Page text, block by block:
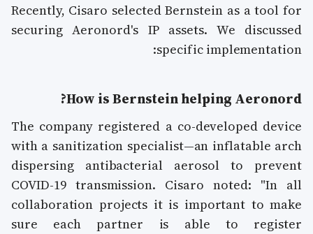
Recently, Cisaro selected Bernstein as a tool for
securing Aeronord's IP assets. We discussed
specific implementation:
How is Bernstein helping Aeronord?
The company registered a co-developed device
with a sanitization specialist—an inflatable arch
dispersing antibacterial aerosol to prevent
COVID-19 transmission. Cisaro noted: "In all
collaboration projects it is important to make
sure each partner is able to register